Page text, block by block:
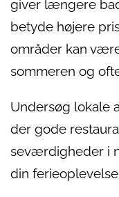
giver længere
betyde højere
områder kan
sommeren og
Undersøg lokale
der gode
seværdigheder i
din